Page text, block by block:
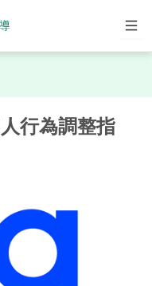
行為調整指